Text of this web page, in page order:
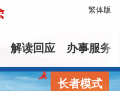
繁体版
解读回应 办事服务
长者模式